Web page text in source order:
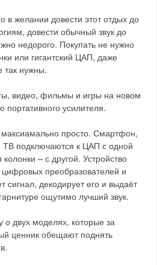
в желании довести этот отдых до
довести обычный звук до
недорого. Покупать не нужно
или гигантский ЦАП, даже
так нужны.
видео, фильмы и игры на новом
усилителя.
просто. Смартфон,
подключаются к ЦАП с одной
– с другой. Устройство
преобразователей и
сигнал, декодирует его и выдаёт
ощутимо лучший звук.
о двух моделях, которые за
ценник обещают поднять